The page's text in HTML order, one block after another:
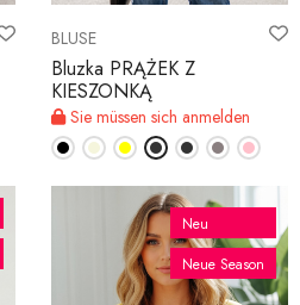
BLUSE
Bluzka PRĄŻEK Z
KIESZONKĄ
Sie müssen sich anmelden
Neu
Neue Season